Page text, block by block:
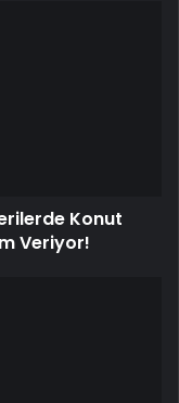
Konut
Veriyor!